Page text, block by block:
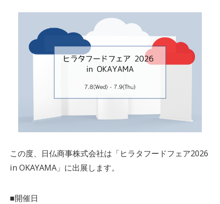
この度、日仏商事株式会社は「ヒラタフードフェア2026
in OKAYAMA」に出展します。
■開催日